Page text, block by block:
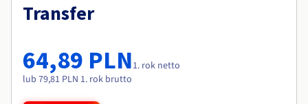
Transfer
64,89 PLN1. rok netto
lub 79,81 PLN 1. rok brutto